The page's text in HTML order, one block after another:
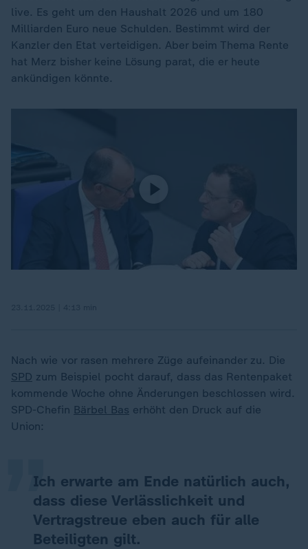
live. Es geht um den Haushalt 2026 und um 180
Milliarden Euro neue Schulden. Bestimmt wird der
Kanzler den Etat verteidigen. Aber beim Thema Rente
hat Merz bisher keine Lösung parat, die er heute
ankündigen könnte.
Nach wie vor rasen mehrere Züge aufeinander zu. Die
SPD zum Beispiel pocht darauf, dass das Rentenpaket
kommende Woche ohne Änderungen beschlossen wird.
SPD-Chefin Bärbel Bas erhöht den Druck auf die
Union:
Ich erwarte am Ende natürlich auch,
dass diese Verlässlichkeit und
Vertragstreue eben auch für alle
Beteiligten gilt.
„